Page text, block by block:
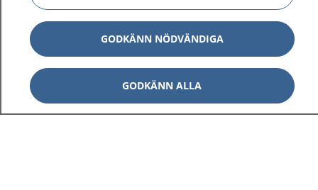
1177 på flera språk Visa
Visa
GODKÄNN NÖDVÄNDIGA
GODKÄNN ALLA